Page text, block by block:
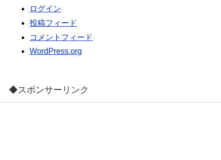
ログイン
投稿フィード
コメントフィード
WordPress.org
◆スポンサーリンク